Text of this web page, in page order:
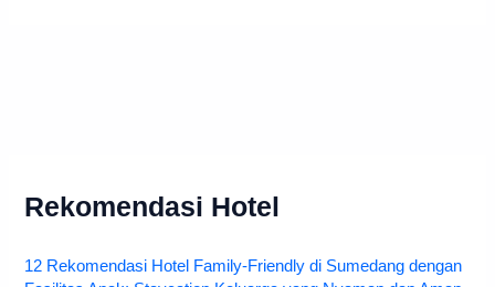
Rekomendasi Hotel
12 Rekomendasi Hotel Family-Friendly di Sumedang dengan